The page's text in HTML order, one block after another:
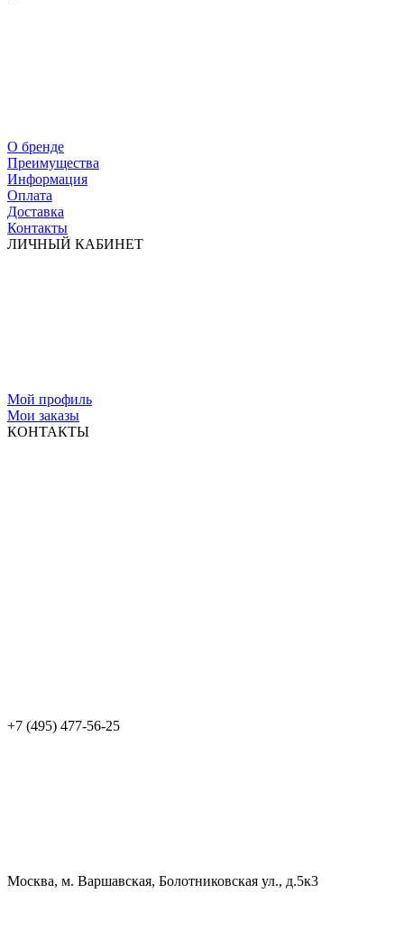
О бренде
Преимущества
Информация
Оплата
Доставка
Контакты
ЛИЧНЫЙ КАБИНЕТ
Мой профиль
Мои заказы
КОНТАКТЫ
+7 (495) 477-56-25
Москва, м. Варшавская, Болотниковская ул., д.5к3